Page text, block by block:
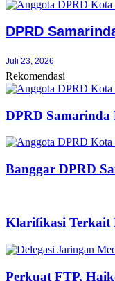
DPRD
Juli 23, 2026
Rekomendasi
DPRD
Banggar DPRD
Klarifikasi Terkait
Perkuat FTP,